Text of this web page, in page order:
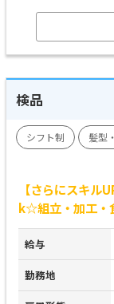
検品
シフト制 髪型
【さらにスキ
k☆組立・加工・
給与
勤務地